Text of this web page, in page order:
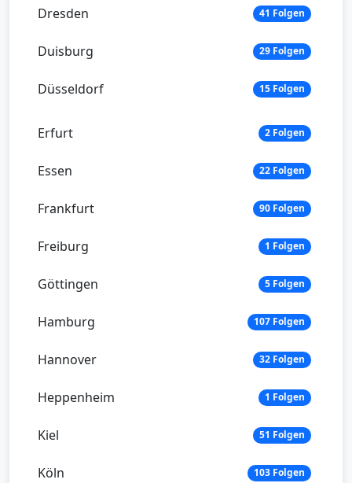
Dresden 41 Folgen
Duisburg 29 Folgen
Düsseldorf 15 Folgen
Erfurt 2 Folgen
Essen 22 Folgen
Frankfurt 90 Folgen
Freiburg 1 Folgen
Göttingen 5 Folgen
Hamburg 107 Folgen
Hannover 32 Folgen
Heppenheim 1 Folgen
Kiel 51 Folgen
Köln 103 Folgen